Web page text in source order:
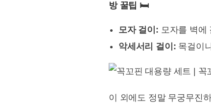
방 꿀팁 🛏️
모자 걸이: 모자를 벽에
악세서리 걸이: 목걸이
이 외에도 정말 무궁무진